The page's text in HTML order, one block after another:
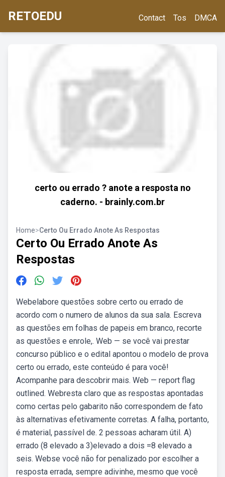
RETOEDU Contact Tos DMCA
certo ou errado ? anote a resposta no
caderno. - brainly.com.br
Home>Certo Ou Errado Anote As Respostas
Certo Ou Errado Anote As
Respostas
Webelabore questões sobre certo ou errado de
acordo com o numero de alunos da sua sala. Escreva
as questões em folhas de papeis em branco, recorte
as questões e enrole,. Web — se você vai prestar
concurso público e o edital apontou o modelo de prova
certo ou errado, este conteúdo é para você!
Acompanhe para descobrir mais. Web — report flag
outlined. Webresta claro que as respostas apontadas
como certas pelo gabarito não correspondem de fato
às alternativas efetivamente corretas. A falha, portanto,
é material, passível de. 2 pessoas acharam útil. A)
errado (8 elevado a 3)elevado a dois =8 elevado a
seis. Webse você não for penalizado por escolher a
resposta errada, sempre adivinhe, mesmo que você